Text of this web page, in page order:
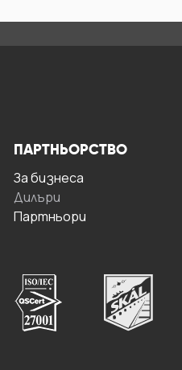
ПАРТНЬОРСТВО
За бизнесa
Дилъри
Партньори